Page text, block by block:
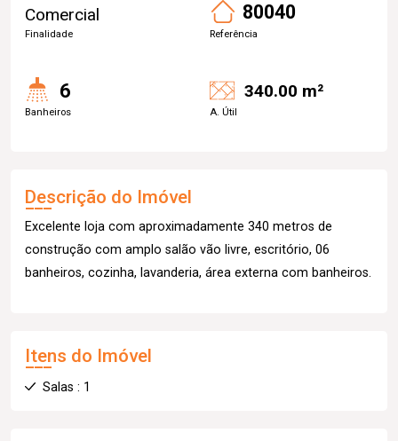
Comercial
Finalidade
80040
Referência
6
Banheiros
340.00 m²
A. Útil
Descrição do Imóvel
Excelente loja com aproximadamente 340 metros de
construção com amplo salão vão livre, escritório, 06
banheiros, cozinha, lavanderia, área externa com banheiros.
Itens do Imóvel
Salas : 1